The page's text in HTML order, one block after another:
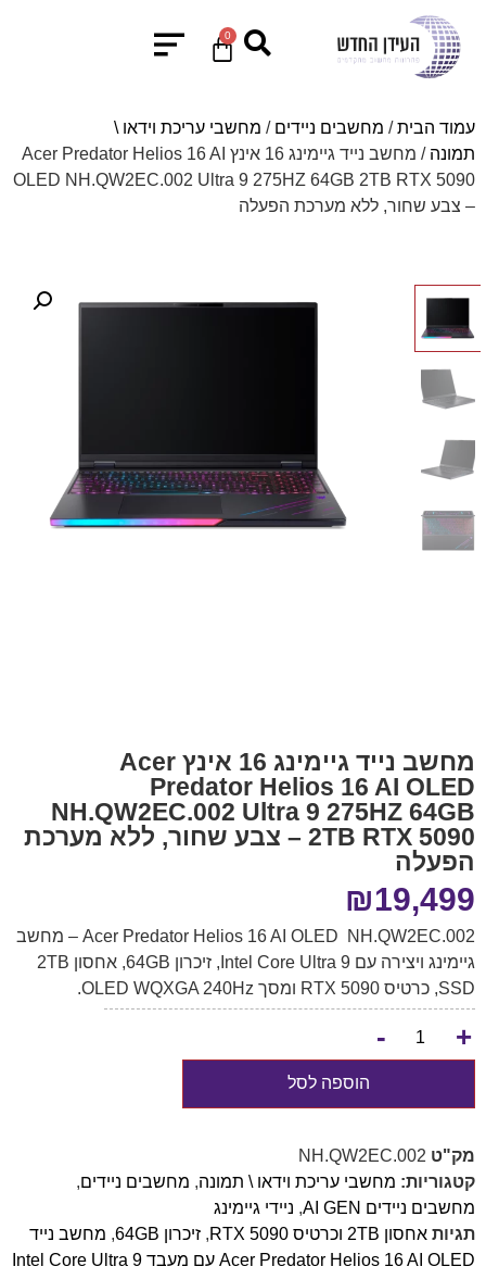
0
עמוד הבית/ מחשבים ניידים / מחשבי עריכת וידאו \
תמונה
/ מחשב נייד גיימינג 16 אינץ Acer Predator Helios 16 AI
OLED NH.QW2EC.002 Ultra 9 275HZ 64GB 2TB RTX 5090
– צבע שחור, ללא מערכת הפעלה
מחשב נייד גיימינג 16 אינץ Acer
Predator Helios 16 AI OLED
NH.QW2EC.002 Ultra 9 275HZ 64GB
2TB RTX 5090 – צבע שחור, ללא מערכת
הפעלה
₪19,499
Acer Predator Helios 16 AI OLED NH.QW2EC.002 – מחשב
גיימינג ויצירה עם Intel Core Ultra 9, זיכרון 64GB, אחסון 2TB
SSD, כרטיס RTX 5090 ומסך OLED WQXGA 240Hz.
+
-
הוספה לסל
מק"ט NH.QW2EC.002
קטגוריות: מחשבי עריכת וידאו \ תמונה, מחשבים ניידים,
מחשבים ניידים AI GEN
, ניידי גיימינג
תגיות אחסון 2TB וכרטיס RTX 5090 , זיכרון 64GB , מחשב נייד
Acer Predator Helios 16 AI OLED עם מעבד Intel Core Ultra 9